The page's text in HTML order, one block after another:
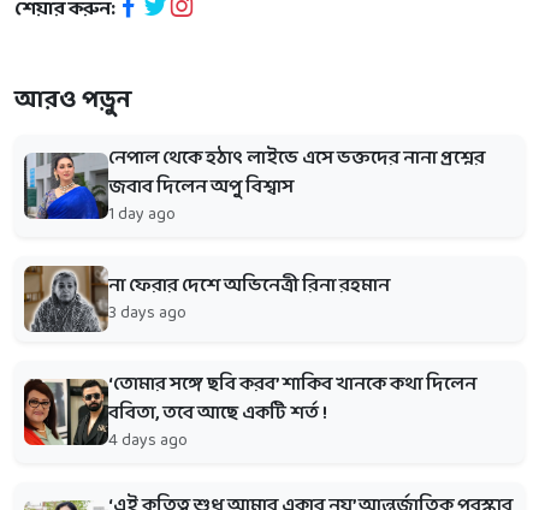
শেয়ার করুন:
আরও পড়ুন
নেপাল থেকে হঠাৎ লাইভে এসে ভক্তদের নানা প্রশ্নের
জবাব দিলেন অপু বিশ্বাস
1 day ago
না ফেরার দেশে অভিনেত্রী রিনা রহমান
3 days ago
‘তোমার সঙ্গে ছবি করব’ শাকিব খানকে কথা দিলেন
ববিতা, তবে আছে একটি শর্ত !
4 days ago